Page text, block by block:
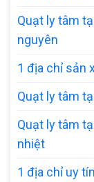
Quạt ly tâm
nguyên
1 địa chỉ sản
Quạt ly tâm
Quạt ly tâm
nhiệt
1 địa chỉ uy